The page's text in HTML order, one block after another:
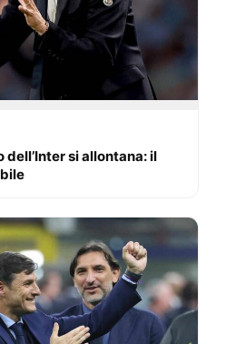
dell’Inter si allontana: il